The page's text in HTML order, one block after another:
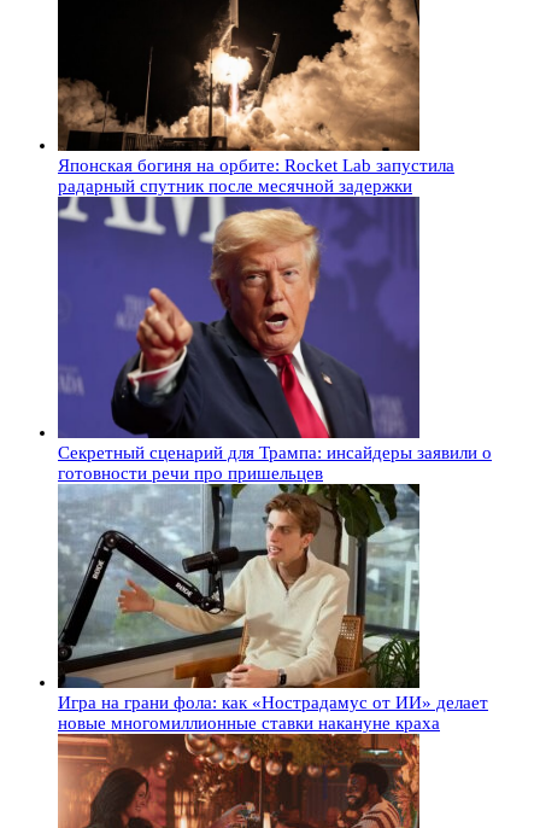
Японская богиня на орбите: Rocket Lab запустила
радарный спутник после месячной задержки
Секретный сценарий для Трампа: инсайдеры заявили о
готовности речи про пришельцев
Игра на грани фола: как «Нострадамус от ИИ» делает
новые многомиллионные ставки накануне краха